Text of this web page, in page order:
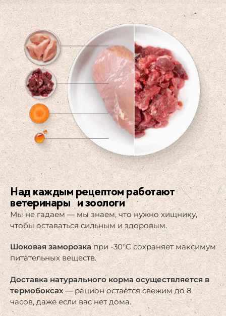
Над каждым рецептом работают
ветеринары и зоологи​
Мы не гадаем — мы знаем, что нужно хищнику,
чтобы оставаться сильным и здоровым.
Шоковая заморозка при -30°C сохраняет максимум
питательных веществ.
Доставка натурального корма осуществляется в
термобоксах— рацион остаётся свежим до 8
часов, даже если вас нет дома.